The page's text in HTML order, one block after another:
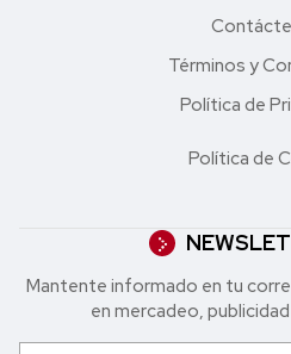
Términos y
Política de
Política de
Mantente informado en tu
en mercadeo,